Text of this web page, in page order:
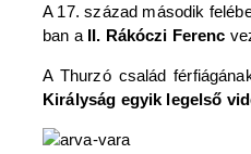
A 17. század második
ban a II. Rákóczi Ferenc
A Thurzó család
Királyság egyik legelső